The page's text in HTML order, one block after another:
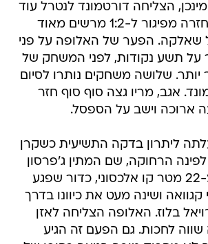
הצליחה דורטמונד לנטרל עוד
מכשול רציני כשחזרה מפיגור ל-1:2 מרשים מאוד
שאלקה. הפער של האלופה על פני
על תשע נקודות, לפני המשחק של
יותר. שלושה משחקים נותרו לסיום
אגב, מריו גצה סוף סוף חזר
ארוכה וישב על הספסל.
ליתרון בדקה התשיעית כשקרן
הרחוקה, שם המתין ג'פרסון
פרפאן, שבעט מ-22 מטר קו אלכסוני, כדור שפגע
ושינה מעט את כיוונו בדרך
וזה 0:1 לרויאל בלוז. האלופה הצליחה לאזן
17 והיה שווה לחכות. גם הפעם זה הגיע